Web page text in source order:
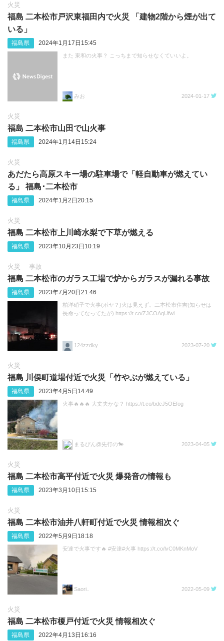
火災
福島 二本松市戸沢東福田内で火災 「建物2階から煙が出て
いる」
福島県 2024年1月17日15:45
また 東和の火事？ こっちまで知らせなくていいよ。
みお 2024-01-17
火災
福島 二本松市山田で山火事
福島県 2024年1月14日15:24
火災
あだたら高原スキー場の駐車場で「軽自動車が燃えてい
る」 福島･二本松市
福島県 2024年1月2日20:15
火災
福島 二本松市上川崎水梨で下草が燃える
福島県 2023年10月23日10:19
火災 事故
福島 二本松市のガラス工場で炉からガラスが漏れる事故
福島県 2023年7月20日21:46
柏洋硝子で火事(ボヤ？)火は見えず。二本松市住吉(知らせは
長命ってなってたが) https://t.co/ZJCOAqUfwl
124zzdky 2023-07-20
火災
福島 川俣町道場付近で火災「竹やぶが燃えている」
福島県 2023年4月5日14:49
火事🔥🔥🔥 大丈夫かな？ https://t.co/bdcJ5OEfog
まるぴん@先行の🐎 2023-04-05
火災
福島 二本松市高平付近で火災 爆発音の情報も
福島県 2023年3月10日15:15
火災
福島 二本松市油井八軒町付近で火災 情報相次ぐ
福島県 2022年5月9日18:18
安達で火事です🔥 #安達#火事 https://t.co/lvC0MKnMoV
Saori.. 2022-05-09
火災
福島 二本松市榎戸付近で火災 情報相次ぐ
福島県 2022年4月13日16:16